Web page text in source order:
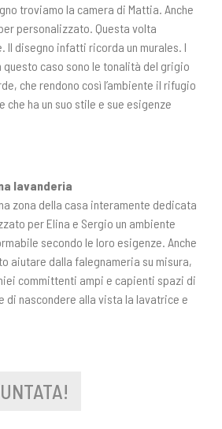
troviamo la camera di Mattia. Anche
personalizzato. Questa volta
Il disegno infatti ricorda un murales. I
caso sono le tonalità del grigio
che rendono così l’ambiente il rifugio
che ha un suo stile e sue esigenze
lavanderia
zona della casa interamente dedicata
per Elina e Sergio un ambiente
secondo le loro esigenze. Anche
aiutare dalla falegnameria su misura,
committenti ampi e capienti spazi di
di nascondere alla vista la lavatrice e